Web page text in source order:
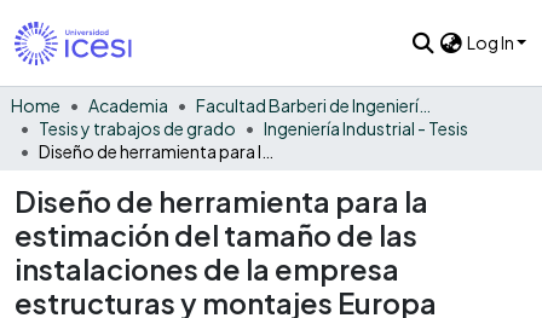
Log In
Home Academia
Facultad Barberi de Ingeniería, Diseño y Ciencias Aplicadas
Tesis y trabajos de grado
Ingeniería Industrial - Tesis
Diseño de herramienta para la
estimación del tamaño de las
instalaciones de la empresa
estructuras y montajes Europa